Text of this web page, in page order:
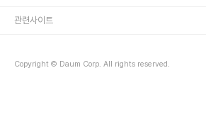
아이들에게 기술을 가르치는 건 크게 의미가 없다. 처음 보는
주제를 선택해 기획 시작한다. ..
Copyright © Daum Corp. All rights reserved.
관련사이트